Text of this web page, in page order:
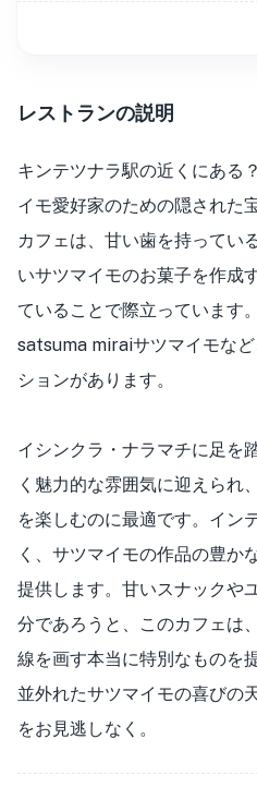
レストランの説明
キンテツナラ駅の近くにある
イモ愛好家のための隠された
カフェは、甘い歯を持ってい
いサツマイモのお菓子を作成
ていることで際立っています
satsuma miraiサツマイモな
ションがあります。
イシンクラ・ナラマチに足を
く魅力的な雰囲気に迎えら
を楽しむのに最適です。イン
く、サツマイモの作品の豊か
提供します。甘いスナックや
分であろうと、このカフェは
線を画す本当に特別なものを
並外れたサツマイモの喜びの
をお見逃しなく。